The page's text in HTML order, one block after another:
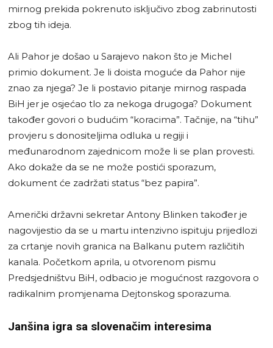
mirnog prekida pokrenuto isključivo zbog zabrinutosti
zbog tih ideja.
Ali Pahor je došao u Sarajevo nakon što je Michel
primio dokument. Je li doista moguće da Pahor nije
znao za njega? Je li postavio pitanje mirnog raspada
BiH jer je osjećao tlo za nekoga drugoga? Dokument
također govori o budućim “koracima”. Tačnije, na “tihu”
provjeru s donositeljima odluka u regiji i
međunarodnom zajednicom može li se plan provesti.
Ako dokaže da se ne može postići sporazum,
dokument će zadržati status “bez papira”.
Američki državni sekretar Antony Blinken također je
nagovijestio da se u martu intenzivno ispituju prijedlozi
za crtanje novih granica na Balkanu putem različitih
kanala. Početkom aprila, u otvorenom pismu
Predsjedništvu BiH, odbacio je mogućnost razgovora o
radikalnim promjenama Dejtonskog sporazuma.
Janšina igra sa slovenačim interesima